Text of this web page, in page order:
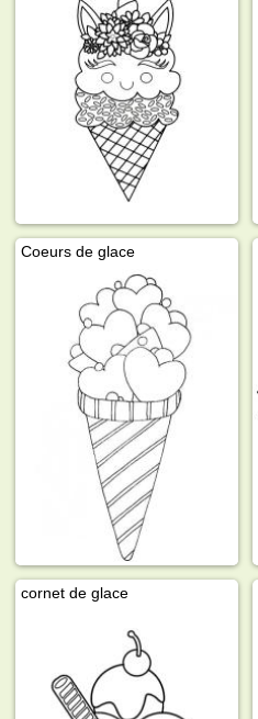
Coeurs de glace
cornet de glace